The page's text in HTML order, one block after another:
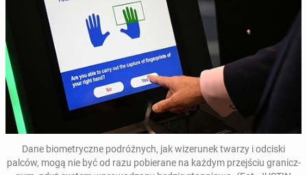
Dane bio­me­trycz­ne po­dróż­nych, jak wi­ze­ru­nek twarzy i odciski
palców, mogą nie być od razu po­bie­ra­ne na każdym przej­ściu gra­nicz­